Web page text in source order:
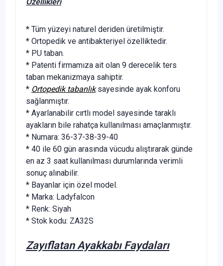
* Tüm yüzeyi naturel deriden üretilmiştir.
* Ortopedik ve antibakteriyel özelliktedir.
* PU taban.
* Patenti firmamıza ait olan 9 derecelik ters
taban mekanizmaya sahiptir.
* Ortopedik tabanlıksayesinde ayak konforu
sağlanmıştır.
* Ayarlanabilir cırtlı model sayesinde taraklı
ayakların bile rahatça kullanılması amaçlanmıştır.
* Numara: 36-37-38-39-40
* 40 ile 60 gün arasında vücudu alıştırarak günde
en az 3 saat kullanılması durumlarında verimli
sonuç alınabilir.
* Bayanlar için özel model.
* Marka: Ladyfalcon
* Renk: Siyah
* Stok kodu: ZA32S
Zayıflatan Ayakkabı Faydaları